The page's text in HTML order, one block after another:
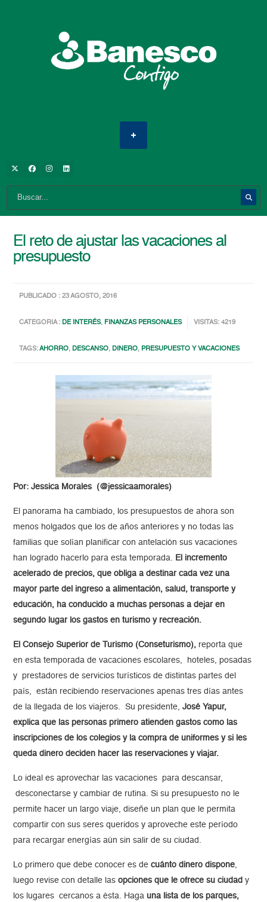
El reto de ajustar las vacaciones al
presupuesto
PUBLICADO : 23 AGOSTO, 2016
CATEGORIA :DE INTERÉS, FINANZAS PERSONALES VISITAS: 4219
TAGS:AHORRO,DESCANSO,DINERO, PRESUPUESTO Y VACACIONES
Por: Jessica Morales (@jessicaamorales)
El panorama ha cambiado, los presupuestos de ahora son
menos holgados que los de años anteriores y no todas las
familias que solían planificar con antelación sus vacaciones
han logrado hacerlo para esta temporada. El incremento
acelerado de precios, que obliga a destinar cada vez una
mayor parte del ingreso a alimentación, salud, transporte y
educación, ha conducido a muchas personas a dejar en
segundo lugar los gastos en turismo y recreación.
El Consejo Superior de Turismo (Conseturismo), reporta que
en esta temporada de vacaciones escolares, hoteles, posadas
y prestadores de servicios turísticos de distintas partes del
país, están recibiendo reservaciones apenas tres días antes
de la llegada de los viajeros. Su presidente,José Yapur,
explica que las personas primero atienden gastos como las
inscripciones de los colegios y la compra de uniformes y si les
queda dinero deciden hacer las reservaciones y viajar.
Lo ideal es aprovechar las vacaciones para descansar,
desconectarse y cambiar de rutina. Si su presupuesto no le
permite hacer un largo viaje, diseñe un plan que le permita
compartir con sus seres queridos y aproveche este período
para recargar energías aún sin salir de su ciudad.
Lo primero que debe conocer es decuánto dinero dispone,
luego revise con detalle lasopciones que le ofrece su ciudad y
los lugares cercanos a ésta. Hagauna lista de los parques,